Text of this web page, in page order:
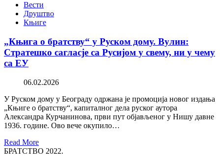
Вести
Друштво
Књиге
„Књига о братству“ у Руском дому. Вулин:
Стратешко сагласје са Русијом у свему, ни у чему
са ЕУ
06.02.2026
У Руском дому у Београду одржана је промоција новог издања
„Књиге о братству“, капиталног дела руског аутора
Александра Курчанинова, први пут објављеног у Нишу давне
1936. године. Ово вече окупило…
Read More
БРАТСТВО 2022.